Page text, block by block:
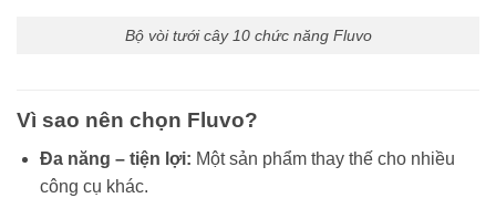
Bộ vòi tưới cây 10 chức năng Fluvo
Vì sao nên chọn Fluvo?
Đa năng – tiện lợi: Một sản phẩm thay thế cho nhiều
công cụ khác.